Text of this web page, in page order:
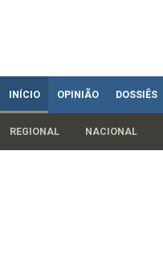
INÍCIO OPINIÃO DOSSIÊS
REGIONAL NACIONAL